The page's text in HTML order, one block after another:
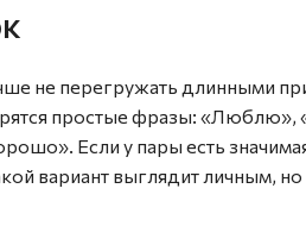
не перегружать длинными
простые фразы: «Люблю»,
Если у пары есть
вариант выглядит личным,